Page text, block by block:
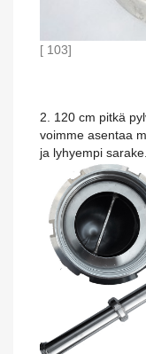
[ 103]
2. 120 cm pitkä
voimme asentaa
ja lyhyempi sarake.